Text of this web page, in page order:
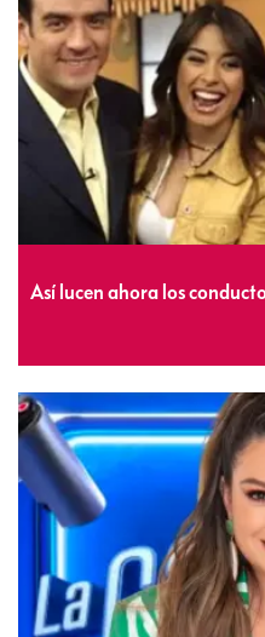
Así lucen ahora los